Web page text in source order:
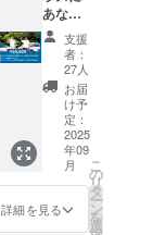
法：文
字のみ
掲載、
サイズ
は
W11cm
x H4cm
・注意
事項：
支援
時、必
ず備考
あなた
のお名
前ス
テッ
カーを
貼らせ
ていた
だきま
す。 ・
掲載期
間：ス
テッ
カーが
支援
者：
27人
お届
け予
定：
2025
年09
月
詳細を見る
こ
の
リ
タ
ー
ン
を
選